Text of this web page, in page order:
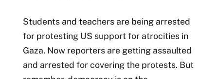
Students and teachers are being arrested
for protesting US support for atrocities in
Gaza. Now reporters are getting assaulted
and arrested for covering the protests. But